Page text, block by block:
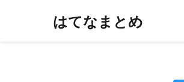
はてなまとめ